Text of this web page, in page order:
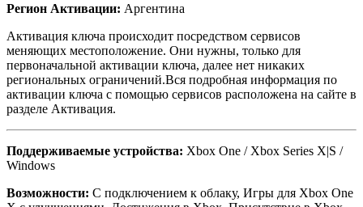
Регион Активации: Аргентина
Активация ключа происходит посредством сервисов
меняющих местоположение. Они нужны, только для
первоначальной активации ключа, далее нет никаких
региональных ограничений.Вся подробная информация по
активации ключа с помощью сервисов расположена на сайте в
разделе Активация.
Поддерживаемые устройства: Xbox One / Xbox Series X|S /
Windows
Возможности: С подключением к облаку, Игры для Xbox One